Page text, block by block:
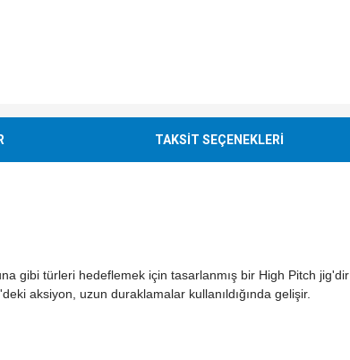
TAKSİT SEÇENEKLERİ
gibi türleri hedeflemek için tasarlanmış bir High Pitch jig'dir
aksiyon, uzun duraklamalar kullanıldığında gelişir.